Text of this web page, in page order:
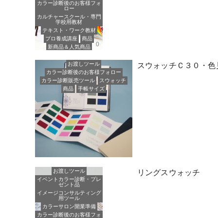
カラー診断後のお客様フォ
ロー
カルチャースクール・専門
学校用教材
テキスト・ワーク教材
プロ養成講座
商品
新商品＆人気商品
0
お渡しツール
カラー診断後のお客様フォロー
カラー診断販売ツール
スウォッチ
商品
手帳サイズ
スウォッチＣ３０・色
お渡しツール
イベントカラー診断・プレ
ゼント品
イメージコンサルティング
用ツール
カラーサロン開業準備
カラー診断後のお客様フォ
リングスウォッチ